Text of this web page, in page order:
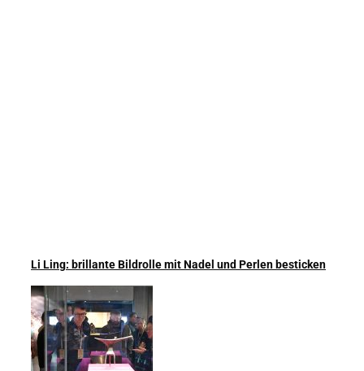
Li Ling: brillante Bildrolle mit Nadel und Perlen besticken